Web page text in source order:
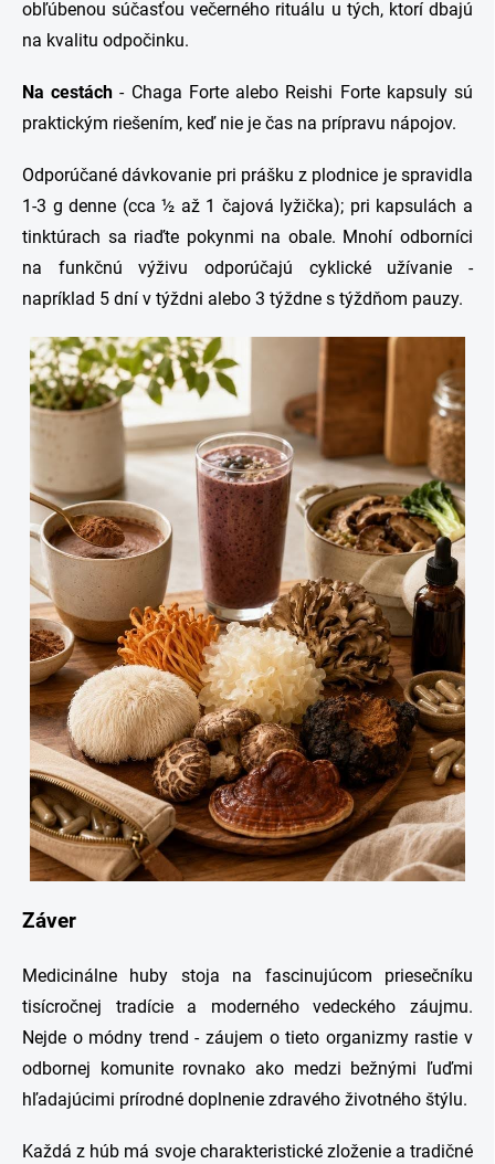
obľúbenou súčasťou večerného rituálu u tých, ktorí dbajú
na kvalitu odpočinku.
Na cestách - Chaga Forte alebo Reishi Forte kapsuly sú
praktickým riešením, keď nie je čas na prípravu nápojov.
Odporúčané dávkovanie pri prášku z plodnice je spravidla
1-3 g denne (cca ½ až 1 čajová lyžička); pri kapsulách a
tinktúrach sa riaďte pokynmi na obale. Mnohí odborníci
na funkčnú výživu odporúčajú cyklické užívanie -
napríklad 5 dní v týždni alebo 3 týždne s týždňom pauzy.
Záver
Medicinálne huby stoja na fascinujúcom priesečníku
tisícročnej tradície a moderného vedeckého záujmu.
Nejde o módny trend - záujem o tieto organizmy rastie v
odbornej komunite rovnako ako medzi bežnými ľuďmi
hľadajúcimi prírodné doplnenie zdravého životného štýlu.
Každá z húb má svoje charakteristické zloženie a tradičné